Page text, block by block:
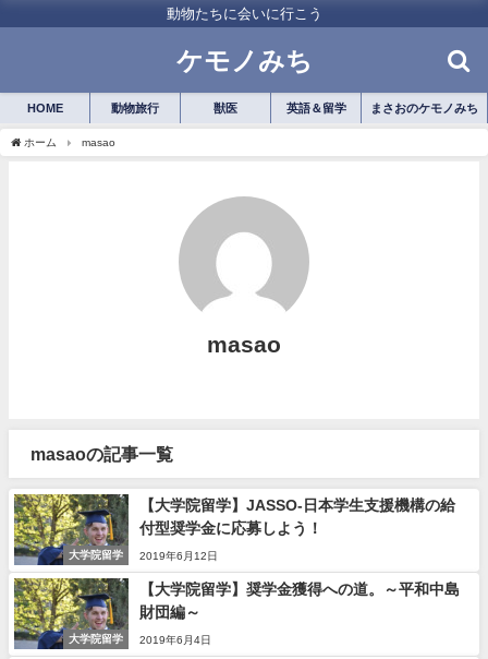
動物たちに会いに行こう
ケモノみち
HOME 動物旅行 獣医 英語＆留学 まさおのケモノみち
ホーム masao
masao
masaoの記事一覧
大学院留学
【大学院留学】JASSO-日本学生支援機構の給
付型奨学金に応募しよう！
2019年6月12日
大学院留学
【大学院留学】奨学金獲得への道。～平和中島
財団編～
2019年6月4日